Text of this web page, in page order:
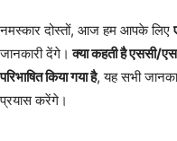
नमस्कार दोस्तों, आज हम आपके लिए
जानकारी देंगे। क्या कहती है एससी/
परिभाषित किया गया है, यह सभी
प्रयास करेंगे।